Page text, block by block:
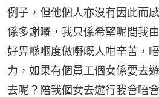
例子，但他個人亦沒有因此而
係多謝嘅，我只係希望呢間我
好畀喺嗰度做嘢嘅人咁辛苦，
力，如果有個員工個女係要去
去呢？陪我個女去遊行我會唔